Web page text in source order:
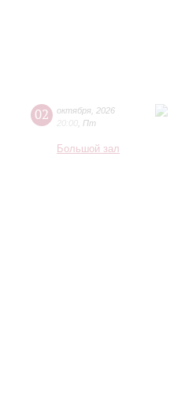
02 октября 2026
20:00 Пт
Большой зал